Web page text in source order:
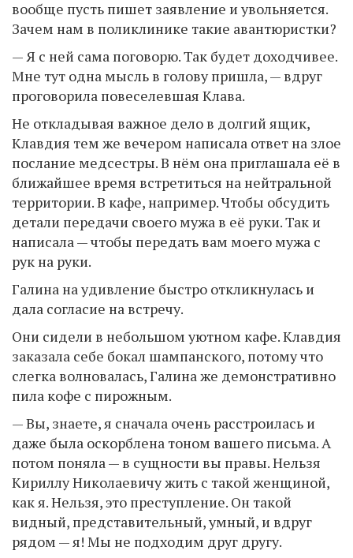
вообще пусть пишет заявление и увольняется.
Зачем нам в поликлинике такие авантюристки?
— Я с ней сама поговорю. Так будет доходчивее.
Мне тут одна мысль в голову пришла, — вдруг
проговорила повеселевшая Клава.
Не откладывая важное дело в долгий ящик,
Клавдия тем же вечером написала ответ на злое
послание медсестры. В нём она приглашала её в
ближайшее время встретиться на нейтральной
территории. В кафе, например. Чтобы обсудить
детали передачи своего мужа в её руки. Так и
написала — чтобы передать вам моего мужа с
рук на руки.
Галина на удивление быстро откликнулась и
дала согласие на встречу.
Они сидели в небольшом уютном кафе. Клавдия
заказала себе бокал шампанского, потому что
слегка волновалась, Галина же демонстративно
пила кофе с пирожным.
— Вы, знаете, я сначала очень расстроилась и
даже была оскорблена тоном вашего письма. А
потом поняла — в сущности вы правы. Нельзя
Кириллу Николаевичу жить с такой женщиной,
как я. Нельзя, это преступление. Он такой
видный, представительный, умный, и вдруг
рядом — я! Мы не подходим друг другу.